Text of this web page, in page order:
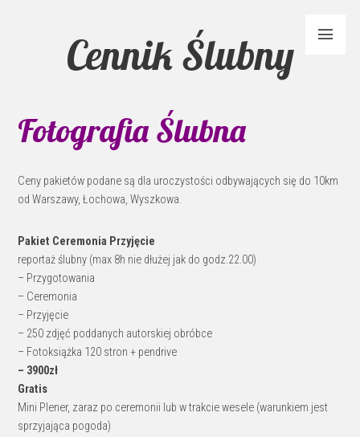
Cennik Ślubny
Fotografia Ślubna
Ceny pakietów podane są dla uroczystości odbywających się do 10km
od Warszawy, Łochowa, Wyszkowa.
Pakiet Ceremonia Przyjęcie
reportaż ślubny (max 8h nie dłużej jak do godz.22.00)
– Przygotowania
– Ceremonia
– Przyjęcie
– 250 zdjęć poddanych autorskiej obróbce
– Fotoksiążka 120 stron + pendrive
– 3900zł
Gratis
Mini Plener, zaraz po ceremonii lub w trakcie wesele (warunkiem jest
sprzyjająca pogoda)